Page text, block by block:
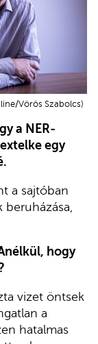
Vörös Szabolcs)
a NER-
egy
a sajtóban
hogy
vizet öntsek
a
hatalmas